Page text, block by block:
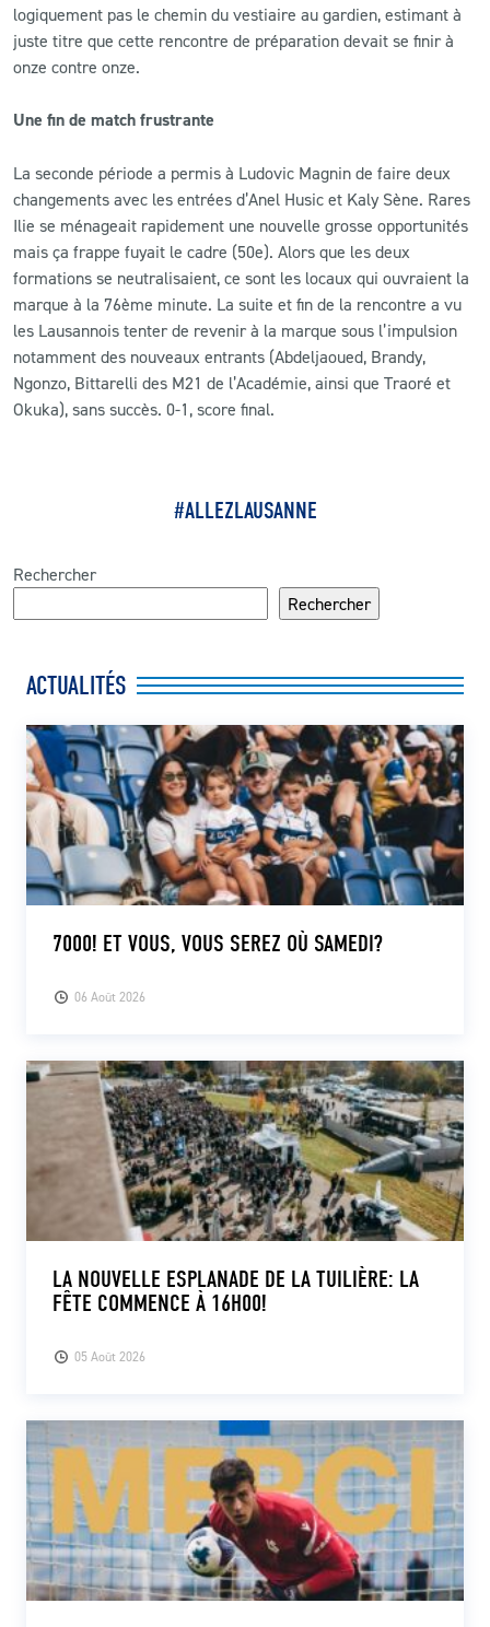
logiquement pas le chemin du vestiaire au gardien, estimant à
juste titre que cette rencontre de préparation devait se finir à
onze contre onze.
Une fin de match frustrante
La seconde période a permis à Ludovic Magnin de faire deux
changements avec les entrées d’Anel Husic et Kaly Sène. Rares
Ilie se ménageait rapidement une nouvelle grosse opportunités
mais ça frappe fuyait le cadre (50e). Alors que les deux
formations se neutralisaient, ce sont les locaux qui ouvraient la
marque à la 76ème minute. La suite et fin de la rencontre a vu
les Lausannois tenter de revenir à la marque sous l’impulsion
notamment des nouveaux entrants (Abdeljaoued, Brandy,
Ngonzo, Bittarelli des M21 de l’Académie, ainsi que Traoré et
Okuka), sans succès. 0-1, score final.
#ALLEZLAUSANNE
Rechercher
Rechercher
ACTUALITÉS
06 Août 2026
7000! ET VOUS, VOUS SEREZ OÙ SAMEDI?
05 Août 2026
LA NOUVELLE ESPLANADE DE LA TUILIÈRE: LA
FÊTE COMMENCE À 16H00!